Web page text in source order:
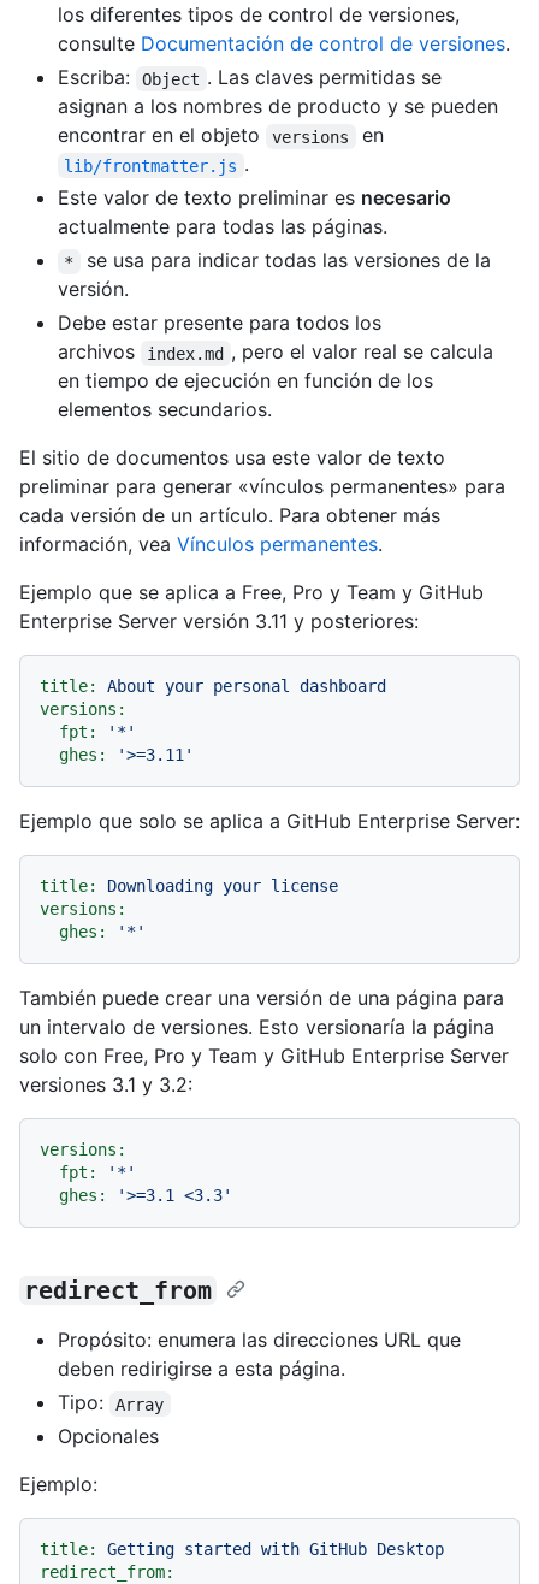
los diferentes tipos de control de versiones,
consulte Documentación de control de versiones.
Escriba:
Object . Las claves permitidas se
asignan a los nombres de producto y se pueden
encontrar en el objeto
versions en
lib/frontmatter.js .
Este valor de texto preliminar es necesario
actualmente para todas las páginas.
*
se usa para indicar todas las versiones de la
versión.
Debe estar presente para todos los
archivos
index.md , pero el valor real se calcula
en tiempo de ejecución en función de los
elementos secundarios.
El sitio de documentos usa este valor de texto
preliminar para generar «vínculos permanentes» para
cada versión de un artículo. Para obtener más
información, vea Vínculos permanentes.
Ejemplo que se aplica a Free, Pro y Team y GitHub
Enterprise Server versión 3.11 y posteriores:
title: About your personal dashboard
versions:
fpt:
'*'
ghes:
'>=3.11'
Ejemplo que solo se aplica a GitHub Enterprise Server:
title: Downloading your license
versions:
ghes:
'*'
También puede crear una versión de una página para
un intervalo de versiones. Esto versionaría la página
solo con Free, Pro y Team y GitHub Enterprise Server
versiones 3.1 y 3.2:
versions:
fpt:
'*'
ghes:
'>=3.1 <3.3'
redirect_from
Propósito: enumera las direcciones URL que
deben redirigirse a esta página.
Tipo:
Array
Opcionales
Ejemplo:
title: Getting started with GitHub Desktop
redirect_from: